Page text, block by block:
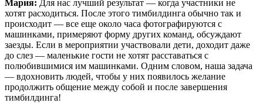
Мария: Для нас лучший результат — когда участники не
хотят расходиться. После этого тимбилдинга обычно так и
происходит — все еще около часа фотографируются с
машинками, примеряют форму других команд, обсуждают
заезды. Если в мероприятии участвовали дети, доходит даже
до слез — маленькие гости не хотят расставаться с
полюбившимися им машинками. Одним словом, наша задача
— вдохновить людей, чтобы у них появилось желание
продолжить общение между собой и после завершения
тимбилдинга!